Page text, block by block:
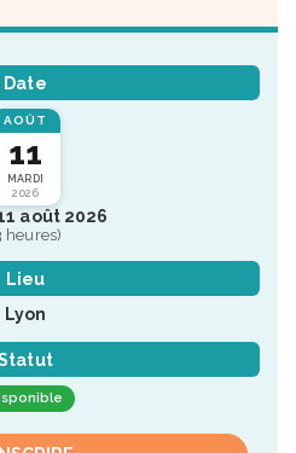
Date
AOÛT
11
MARDI
2026
août 2026
heures)
Lieu
Lyon